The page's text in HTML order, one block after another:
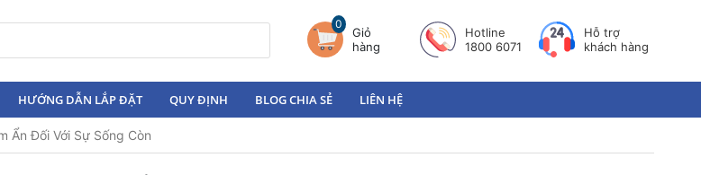
0
Giỏ
hàng
Hotline
1800 6071
Hỗ trợ
khách hàng
HƯỚNG DẪN LẮP ĐẶT QUY ĐỊNH BLOG CHIA SẺ LIÊN HỆ
Ẩn Đối Với Sự Sống Còn